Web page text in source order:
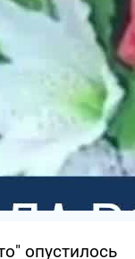
опустилось